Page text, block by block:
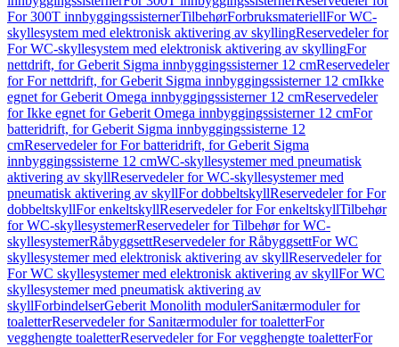
For 300T innbyggingssisternerTilbehørForbruksmateriellFor WC-
skyllesystem med elektronisk aktivering av skyllingReservedeler for
For WC-skyllesystem med elektronisk aktivering av skyllingFor
nettdrift, for Geberit Sigma innbyggingssisterner 12 cmReservedeler
for For nettdrift, for Geberit Sigma innbyggingssisterner 12 cmIkke
egnet for Geberit Omega innbyggingssisterner 12 cmReservedeler
for Ikke egnet for Geberit Omega innbyggingssisterner 12 cmFor
batteridrift, for Geberit Sigma innbyggingssisterne 12
cmReservedeler for For batteridrift, for Geberit Sigma
innbyggingssisterne 12 cmWC-skyllesystemer med pneumatisk
aktivering av skyllReservedeler for WC-skyllesystemer med
pneumatisk aktivering av skyllFor dobbeltskyllReservedeler for For
dobbeltskyllFor enkeltskyllReservedeler for For enkeltskyllTilbehør
for WC-skyllesystemerReservedeler for Tilbehør for WC-
skyllesystemerRåbyggsettReservedeler for RåbyggsettFor WC
skyllesystemer med elektronisk aktivering av skyllReservedeler for
For WC skyllesystemer med elektronisk aktivering av skyllFor WC
skyllesystemer med pneumatisk aktivering av
skyllForbindelserGeberit Monolith modulerSanitærmoduler for
toaletterReservedeler for Sanitærmoduler for toaletterFor
vegghengte toaletterReservedeler for For vegghengte toaletterFor